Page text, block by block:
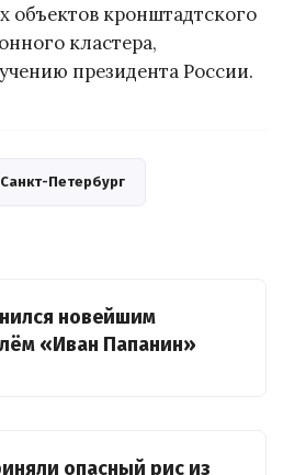
объектов кронштадтского
кластера,
президента России.
Санкт-Петербург
новейшим
«Иван Папанин»
опасный рис из